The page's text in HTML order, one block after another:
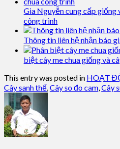
Gia Nguyễn cung cấp giống
công trình
Thông tin liên hệ nhận báo
biệt cây me chua giống và
This entry was posted in HOẠT
Cây sanh thế,Cây so đo cam,Cây